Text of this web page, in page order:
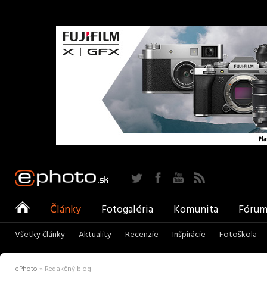
TwitterFacebookYouTube
ePhoto
Články
Všetky články Aktuality Recenzie Inšpirácie Fotoškola
Fotogaléria Komunita Fórum
ePhoto » Redakčný blog